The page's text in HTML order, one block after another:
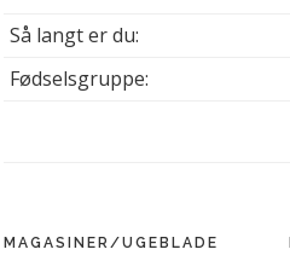
Så langt er du:
Fødselsgruppe:
MAGASINER/UGEBLADE